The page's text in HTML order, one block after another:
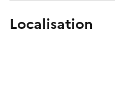
Localisation